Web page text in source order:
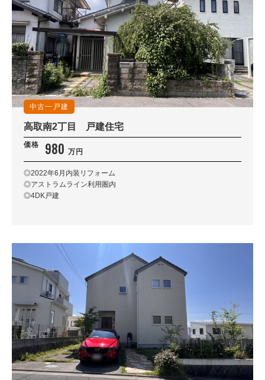
中古一戸建
高取南2丁目 戸建住宅
価格 980 万円
◎2022年6月内装リフォーム
◎アストラムライン利用圏内
◎4DK戸建